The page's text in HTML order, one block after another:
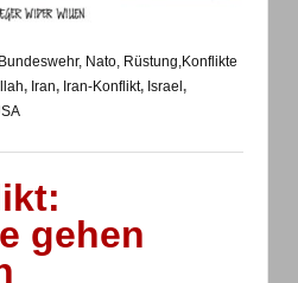
Bundeswehr, Nato, Rüstung,Konflikte
, Iran, Iran-Konflikt, Israel ,
gehen